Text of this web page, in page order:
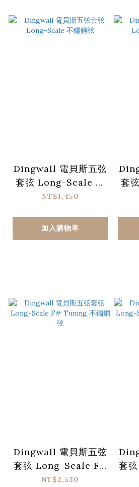
Dingwall 電貝斯五弦
套弦 Long-Scale 不
鏽鋼弦
NT$1,450
加入購物車
套
Dingwall 電貝斯五弦
套弦 Long-Scale F#
Tuning 不鏽鋼弦
NT$2,530
套